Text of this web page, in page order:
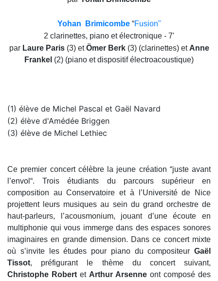
Yohan Brimicombe“Fusion"
2 clarinettes, piano et électronique - 7'
par Laure Paris(3) etÖmer Berk(3) (clarinettes) et Anne
Frankel (2) (piano et dispositif électroacoustique)
(1) élève de Michel Pascal et Gaël Navard
(2) élève d'Amédée Briggen
(3) élève de Michel Lethiec
Ce premier concert célèbre la jeune création “juste avant
l’envol“. Trois étudiants du parcours supérieur en
composition au Conservatoire et à l’Université de Nice
projettent leurs musiques au sein du grand orchestre de
haut-parleurs, l’acousmonium, jouant d’une écoute en
multiphonie qui vous immerge dans des espaces sonores
imaginaires en grande dimension. Dans ce concert mixte
où s’invite les études pour piano du compositeur Gaël
Tissot, préfigurant le thème du concert suivant,
Christophe Robert et Arthur Arsenne ont composé des